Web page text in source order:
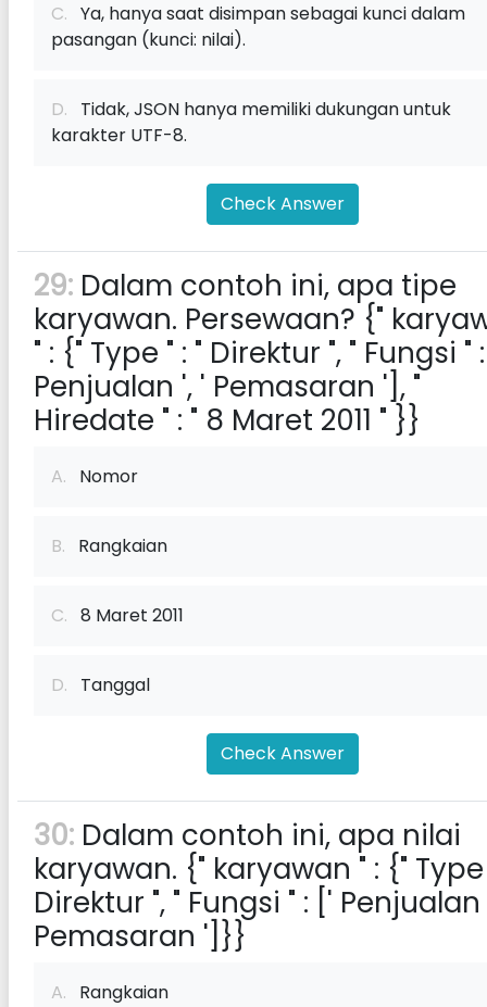
C. Ya, hanya saat disimpan sebagai kunci dalam
pasangan (kunci: nilai).
D. Tidak, JSON hanya memiliki dukungan untuk
karakter UTF-8.
Check Answer
29: Dalam contoh ini, apa tipe
karyawan. Persewaan? {"
" : {" Type " : " Direktur ", " Fungsi "
Penjualan ', ' Pemasaran '], "
Hiredate " : " 8 Maret 2011 " }}
A. Nomor
B. Rangkaian
C. 8 Maret 2011
D. Tanggal
Check Answer
30: Dalam contoh ini, apa nilai
karyawan. {" karyawan " : {" Type
Direktur ", " Fungsi " : [' Penjualan
Pemasaran ']}}
A. Rangkaian